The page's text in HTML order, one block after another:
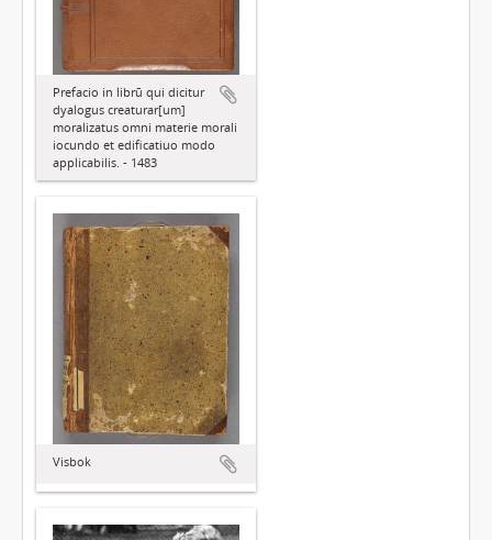
Prefacio in librū qui dicitur
dyalogus creaturar[um]
moralizatus omni materie morali
iocundo et edificatiuo modo
applicabilis. - 1483
Visbok